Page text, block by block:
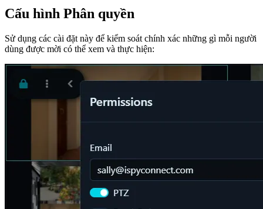
Cấu hình Phân quyền
Sử dụng các cài đặt này để kiểm soát chính xác những gì mỗi người
dùng được mời có thể xem và thực hiện: